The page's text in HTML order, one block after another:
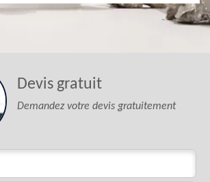
Devis gratuit
Demandez votre devis gratuitement